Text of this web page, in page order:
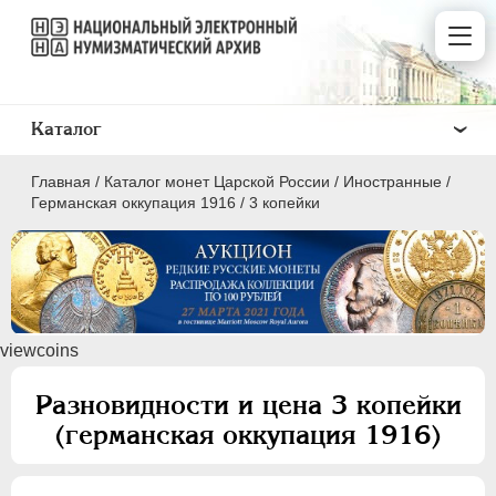
Главная / Каталог монет Царской России / Иностранные /
Германская оккупация 1916 / 3 копейки
viewcoins
Разновидности и цена 3 копейки
(германская оккупация 1916)
Каталог
ПEТР I 1699 - 1725
ЕКАТЕРИНА I
АННА ИОАННОВНА 1730-1740
ИОАНН АНТОНОВИЧ 1740-1741